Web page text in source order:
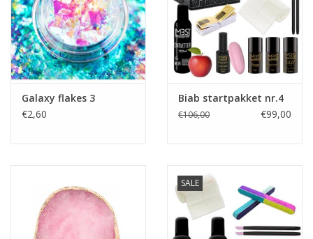
Galaxy flakes 3
€2,60
Biab startpakket nr.4
€106,00 €99,00
SALE